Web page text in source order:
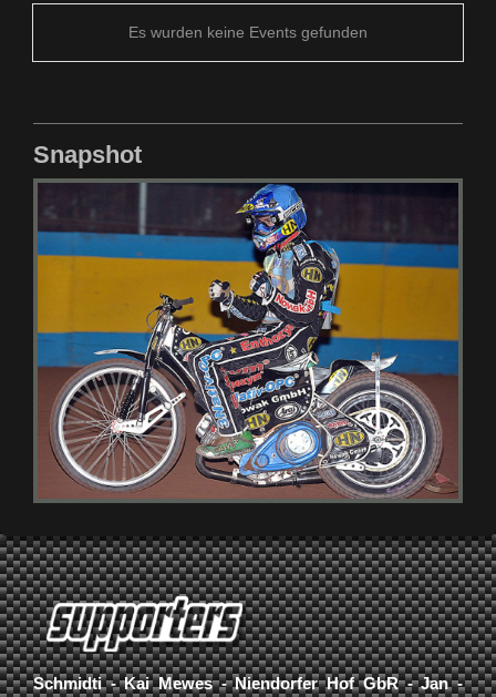
Es wurden keine Events gefunden
Snapshot
Schmidti - Kai Mewes - Niendorfer Hof GbR - Jan -